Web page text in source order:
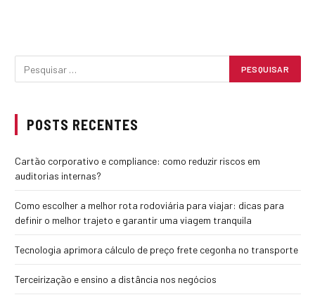
POSTS RECENTES
Cartão corporativo e compliance: como reduzir riscos em
auditorias internas?
Como escolher a melhor rota rodoviária para viajar: dicas para
definir o melhor trajeto e garantir uma viagem tranquila
Tecnologia aprimora cálculo de preço frete cegonha no transporte
Terceirização e ensino a distância nos negócios